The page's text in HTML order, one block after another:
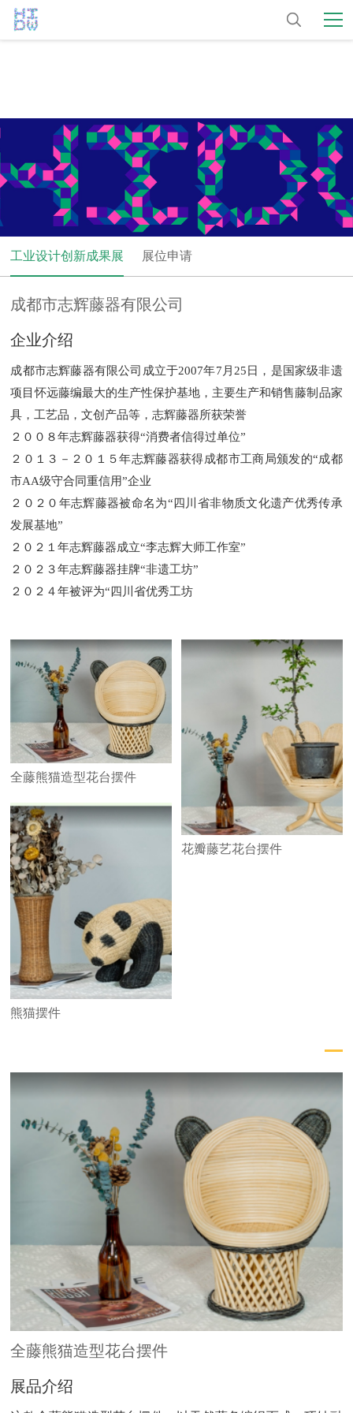
工业设计创新成果展 展位申请
成都市志辉藤器有限公司
企业介绍
成都市志辉藤器有限公司成立于2007年7月25日，是国家级非遗
项目怀远藤编最大的生产性保护基地，主要生产和销售藤制品家
具，工艺品，文创产品等，志辉藤器所获荣誉
２００８年志辉藤器获得“消费者信得过单位”
２０１３－２０１５年志辉藤器获得成都市工商局颁发的“成都
市AA级守合同重信用”企业
２０２０年志辉藤器被命名为“四川省非物质文化遗产优秀传承
发展基地”
２０２１年志辉藤器成立“李志辉大师工作室”
２０２３年志辉藤器挂牌“非遗工坊”
２０２４年被评为“四川省优秀工坊
全藤熊猫造型花台摆件
熊猫摆件
花瓣藤艺花台摆件
全藤熊猫造型花台摆件
展品介绍